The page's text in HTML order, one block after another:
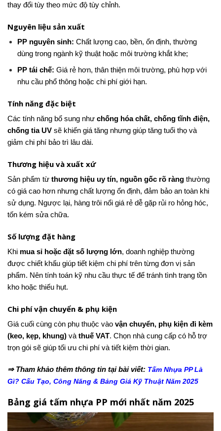
thay đổi tùy theo mức độ tùy chỉnh.
Nguyên liệu sản xuất
PP nguyên sinh: Chất lượng cao, bền, ổn định, thường
dùng trong ngành kỹ thuật hoặc môi trường khắt khe;
PP tái chế: Giá rẻ hơn, thân thiện môi trường, phù hợp với
nhu cầu phổ thông hoặc chi phí giới hạn.
Tính năng đặc biệt
Các tính năng bổ sung như chống hóa chất, chống tĩnh điện,
chống tia UV sẽ khiến giá tăng nhưng giúp tăng tuổi thọ và
giảm chi phí bảo trì lâu dài.
Thương hiệu và xuất xứ
Sản phẩm từ thương hiệu uy tín, nguồn gốc rõ ràng thường
có giá cao hơn nhưng chất lượng ổn định, đảm bảo an toàn khi
sử dụng. Ngược lại, hàng trôi nổi giá rẻ dễ gặp rủi ro hỏng hóc,
tốn kém sửa chữa.
Số lượng đặt hàng
Khi mua sỉ hoặc đặt số lượng lớn, doanh nghiệp thường
được chiết khấu giúp tiết kiệm chi phí trên từng đơn vị sản
phẩm. Nên tính toán kỹ nhu cầu thực tế để tránh tình trạng tồn
kho hoặc thiếu hụt.
Chi phí vận chuyển & phụ kiện
Giá cuối cùng còn phụ thuộc vào vận chuyển, phụ kiện đi kèm
(keo, kẹp, khung) và thuế VAT. Chọn nhà cung cấp có hỗ trợ
trọn gói sẽ giúp tối ưu chi phí và tiết kiệm thời gian.
⇒ Tham khảo thêm thông tin tại bài viết: Tấm Nhựa PP Là
Gì? Cấu Tạo, Công Năng & Bảng Giá Kỹ Thuật Năm 2025
Bảng giá tấm nhựa PP mới nhất năm 2025